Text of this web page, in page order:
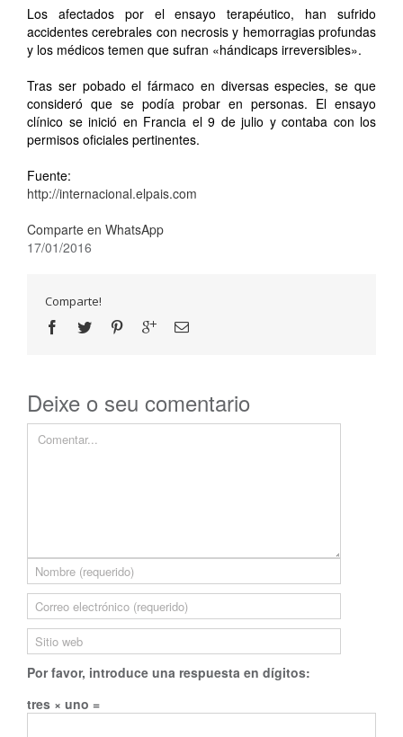
Los afectados por el ensayo terapéutico, han sufrido
accidentes cerebrales con necrosis y hemorragias profundas
y los médicos temen que sufran «hándicaps irreversibles».
Tras ser pobado el fármaco en diversas especies, se que
consideró que se podía probar en personas. El ensayo
clínico se inició en Francia el 9 de julio y contaba con los
permisos oficiales pertinentes.
Fuente:
http://internacional.elpais.com
Comparte en WhatsApp
17/01/2016
Comparte!
Deixe o seu comentario
Por favor, introduce una respuesta en dígitos:
tres × uno =